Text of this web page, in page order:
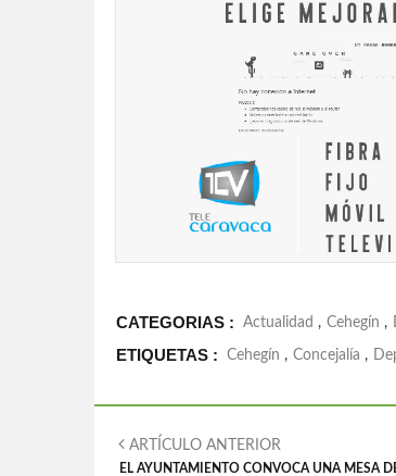
CATEGORIAS : Actualidad , Cehegín ,
ETIQUETAS : Cehegín , Concejalía ,
ARTÍCULO ANTERIOR
EL AYUNTAMIENTO CONVOCA UNA MESA